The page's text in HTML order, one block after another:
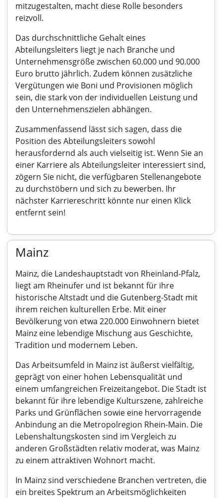
mitzugestalten, macht diese Rolle besonders
reizvoll.
Das durchschnittliche Gehalt eines
Abteilungsleiters liegt je nach Branche und
Unternehmensgröße zwischen 60.000 und 90.000
Euro brutto jährlich. Zudem können zusätzliche
Vergütungen wie Boni und Provisionen möglich
sein, die stark von der individuellen Leistung und
den Unternehmenszielen abhängen.
Zusammenfassend lässt sich sagen, dass die
Position des Abteilungsleiters sowohl
herausfordernd als auch vielseitig ist. Wenn Sie an
einer Karriere als Abteilungsleiter interessiert sind,
zögern Sie nicht, die verfügbaren Stellenangebote
zu durchstöbern und sich zu bewerben. Ihr
nächster Karriereschritt könnte nur einen Klick
entfernt sein!
Mainz
Mainz, die Landeshauptstadt von Rheinland-Pfalz,
liegt am Rheinufer und ist bekannt für ihre
historische Altstadt und die Gutenberg-Stadt mit
ihrem reichen kulturellen Erbe. Mit einer
Bevölkerung von etwa 220.000 Einwohnern bietet
Mainz eine lebendige Mischung aus Geschichte,
Tradition und modernem Leben.
Das Arbeitsumfeld in Mainz ist äußerst vielfältig,
geprägt von einer hohen Lebensqualität und
einem umfangreichen Freizeitangebot. Die Stadt ist
bekannt für ihre lebendige Kulturszene, zahlreiche
Parks und Grünflächen sowie eine hervorragende
Anbindung an die Metropolregion Rhein-Main. Die
Lebenshaltungskosten sind im Vergleich zu
anderen Großstädten relativ moderat, was Mainz
zu einem attraktiven Wohnort macht.
In Mainz sind verschiedene Branchen vertreten, die
ein breites Spektrum an Arbeitsmöglichkeiten